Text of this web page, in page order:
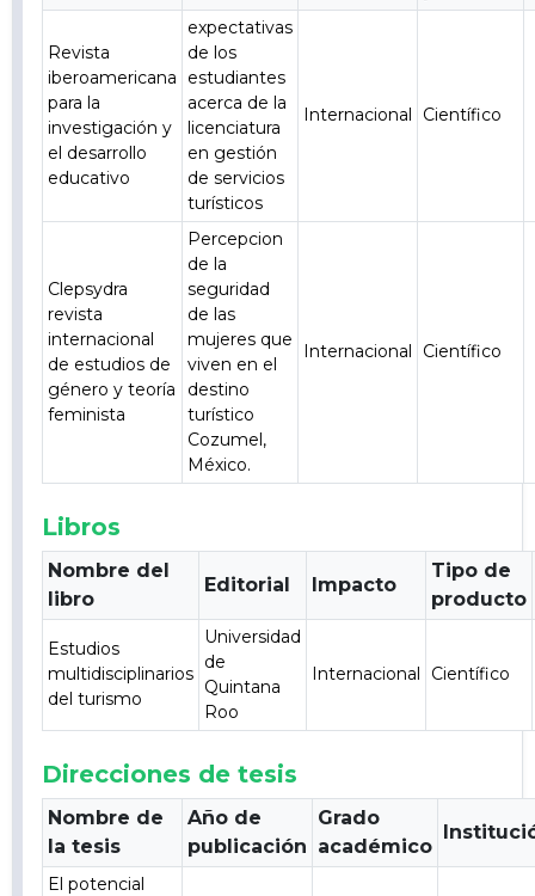
Revista
iberoamericana
para la
investigación y
el desarrollo
educativo
expectativas
de los
estudiantes
acerca de la
licenciatura
en gestión
de servicios
turísticos
Internacional Científico
Clepsydra
revista
internacional
de estudios de
género y teoría
feminista
Percepcion
de la
seguridad
de las
mujeres que
viven en el
destino
turístico
Cozumel,
México.
Internacional Científico
Libros
Nombre del
libro
Editorial Impacto
Tipo de
producto
Estudios
multidisciplinarios
del turismo
Universidad
de
Quintana
Roo
Internacional Científico
Direcciones de tesis
Nombre de
la tesis
Año de
publicación
Grado
académico
El potencial